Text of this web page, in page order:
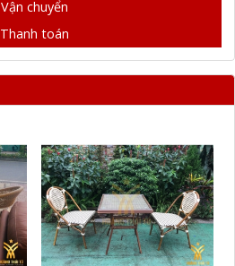
Vận chuyển
Thanh toán